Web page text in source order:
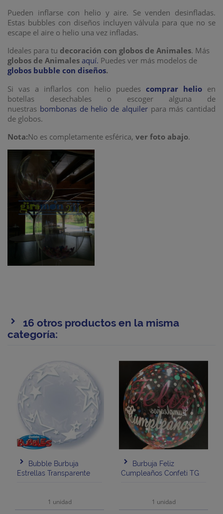
Pueden inflarse con helio y aire. Se venden desinfladas.
Estas bubbles con diseños incluyen válvula para que no se
escape el aire o helio una vez infladas.
Ideales para tu decoración con globos de Animales. Más
globos de Animales aquí. Puedes ver más modelos de
globos bubble con diseños.
Si vas a inflarlos con helio puedes comprar helio en
botellas desechables o escoger alguna de
nuestras bombonas de helio de alquilerpara más cantidad
de globos.
Nota:No es completamente esférica, ver foto abajo.
16 otros productos en la misma
categoría:
Bubble Burbuja
Estrellas Transparente
1 unidad
Burbuja Feliz
Cumpleaños Confeti TG
1 unidad